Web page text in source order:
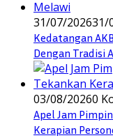
31/07/202631/
Kedatangan
Dengan Tradisi
03/08/20260
Apel Jam
Kerapian